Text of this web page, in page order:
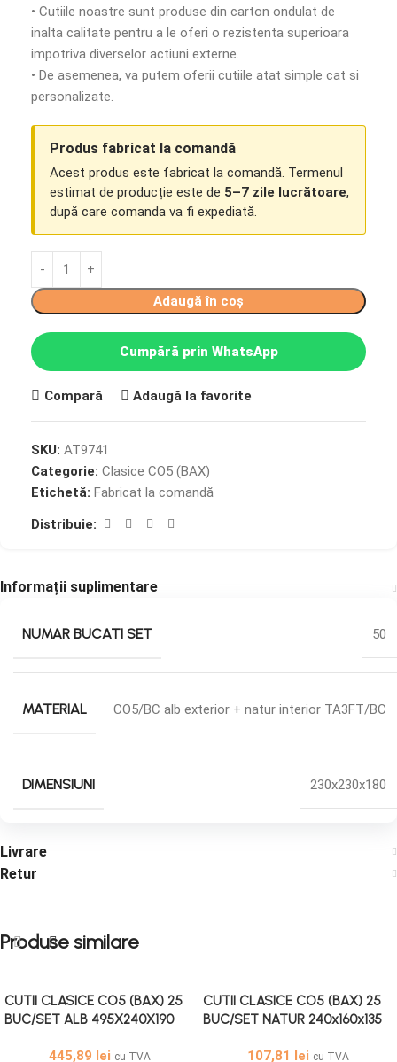
• Cutiile noastre sunt produse din carton ondulat de
inalta calitate pentru a le oferi o rezistenta superioara
impotriva diverselor actiuni externe.
• De asemenea, va putem oferii cutiile atat simple cat si
personalizate.
Produs fabricat la comandă
Acest produs este fabricat la comandă. Termenul
estimat de producție este de 5–7 zile lucrătoare,
după care comanda va fi expediată.
Adaugă în coș
Cumpără prin WhatsApp
Compară Adaugă la favorite
SKU: AT9741
Categorie: Clasice CO5 (BAX)
Etichetă: Fabricat la comandă
Distribuie:
Informații suplimentare
NUMAR BUCATI SET 50
MATERIAL CO5/BC alb exterior + natur interior TA3FT/BC
DIMENSIUNI 230x230x180
Livrare
Retur
Produse similare
CUTII CLASICE CO5 (BAX) 25
BUC/SET ALB 495X240X190
445,89 lei cu TVA
CUTII CLASICE CO5 (BAX) 25
BUC/SET NATUR 240x160x135
107,81 lei cu TVA